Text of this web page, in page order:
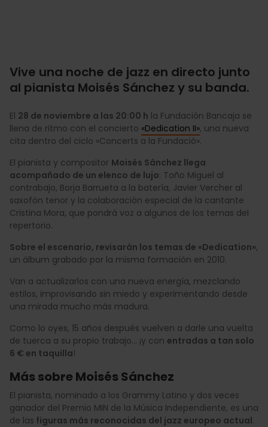
Vive una noche de jazz en directo junto
al pianista Moisés Sánchez y su banda.
El 28 de noviembre a las 20:00 h la Fundación Bancaja se
llena de ritmo con el concierto «Dedication II», una nueva
cita dentro del ciclo «Concerts a la Fundació».
El pianista y compositor Moisés Sánchez llega
acompañado de un elenco de lujo: Toño Miguel al
contrabajo, Borja Barrueta a la batería, Javier Vercher al
saxofón tenor y la colaboración especial de la cantante
Cristina Mora, que pondrá voz a algunos de los temas del
repertorio.
Sobre el escenario, revisarán los temas de «Dedication»,
un álbum grabado por la misma formación en 2010.
Van a actualizarlos con una nueva energía, mezclando
estilos, improvisando sin miedo y experimentando desde
una mirada mucho más madura.
Como lo oyes, 15 años después vuelven a darle una vuelta
de tuerca a su propio trabajo… ¡y con entradas a tan solo
6 € en taquilla!
Más sobre Moisés Sánchez
El pianista, nominado a los Grammy Latino y dos veces
ganador del Premio MIN de la Música Independiente, es una
de las figuras más reconocidas del jazz europeo actual.